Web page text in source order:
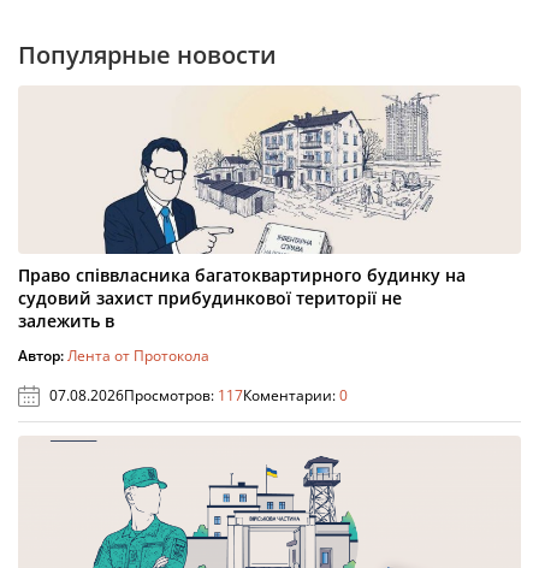
Популярные новости
Право співвласника багатоквартирного будинку на
судовий захист прибудинкової території не
залежить в
Автор:Лента от Протокола
07.08.2026Просмотров: 117Коментарии:0